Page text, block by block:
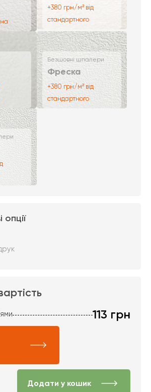
+380 грн/м² від
стандартного
Безшовні шпалери
Фреска
+380 грн/м² від
стандартного
113 грн
Додати у кошик